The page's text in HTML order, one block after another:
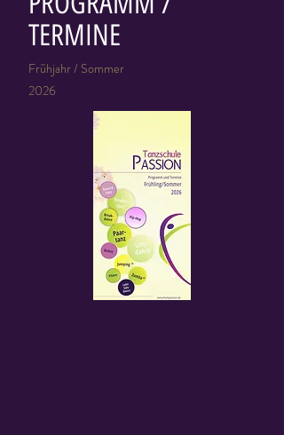
TERMINE
Frühjahr / Sommer
2026